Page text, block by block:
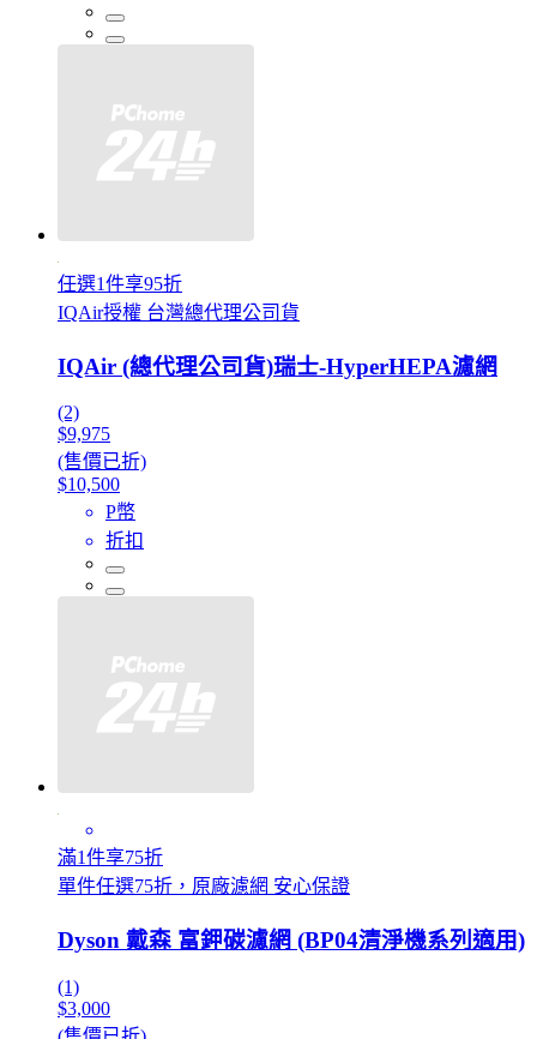
任選1件享95折
IQAir授權 台灣總代理公司貨
IQAir (總代理公司貨)瑞士-HyperHEPA濾網
(2)
$9,975
(售價已折)
$10,500
P幣
折扣
滿1件享75折
單件任選75折，原廠濾網 安心保證
Dyson 戴森 富鉀碳濾網 (BP04清淨機系列適用)
(1)
$3,000